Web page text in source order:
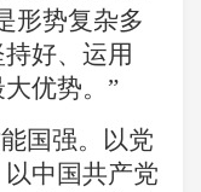
形势复杂多
好、运用
优势。”
国强。以党
中国共产党